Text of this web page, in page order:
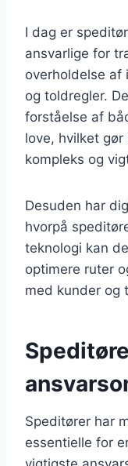
I dag er
ansvarlige for
overholdelse af
og toldregler.
forståelse af
love, hvilket
kompleks og
Desuden har
hvorpå
teknologi kan
optimere ruter
med kunder og
Speditører har
essentielle for